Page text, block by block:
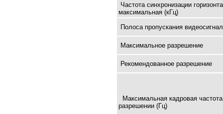
Частота синхронизации
максимальная (кГц)
Полоса пропускания
Максимальное разрешение
Рекомендованное разрешение
Максимальная кадровая
разрешении (Гц)